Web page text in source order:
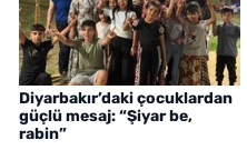
Diyarbakır’daki çocuklardan
güçlü mesaj: “Şiyar be,
rabin”